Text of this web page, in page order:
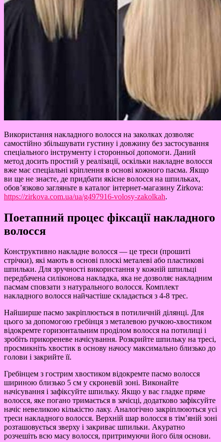
Використання накладного волосся на заколках дозволяє
самостійно збільшувати густину і довжину без застосування
спеціального інструменту і сторонньої допомоги. Даний
метод досить простий у реалізації, оскільки накладне волосся
вже має спеціальні кріплення в основі кожного пасма. Якщо
ви ще не знаєте, де придбати якісне волосся на шпильках,
обов’язково загляньте в каталог інтернет-магазину Zirkova:
https://zirkova.com.ua/ua/g497916-volosy-zakolkah.
Поетапний процес фіксації накладного
волосся
Конструктивно накладне волосся — це треси (прошиті
стрічки), які мають в основі плоскі металеві або пластикові
шпильки. Для зручності використання у кожній шпильці
передбачена силіконова накладка, яка не дозволяє накладним
пасмам сповзати з натурального волосся. Комплект
накладного волосся найчастіше складається з 4-8 трес.
Найширше пасмо закріплюється в потиличній ділянці. Для
цього за допомогою гребінця з металевою ручкою-хвостиком
відокремте горизонтальним проділом волосся на потилиці і
зробіть прикореневе начісування. Розкрийте шпильку на тресі,
просмикніть хвостик в основу начосу максимально близько до
голови і закрийте її.
Гребінцем з гострим хвостиком відокремте пасмо волосся
шириною близько 5 см у скроневій зоні. Виконайте
начісування і зафіксуйте шпильку. Якщо у вас гладке пряме
волосся, яке погано тримається в зачісці, додатково зафіксуйте
начіс невеликою кількістю лаку. Аналогічно закріплюються усі
треси накладного волосся. Верхній шар волосся в тім’яній зоні
розташовується зверху і закриває шпильки. Акуратно
розчешіть всю масу волосся, притримуючи його біля основи.